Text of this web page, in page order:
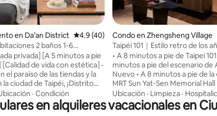
5.0 de 5, 3 reseñas
en Da’an District Calificación promedio: 4.9 de 5, 40 reseñas
4.9 (40)
2 baños 1-6
Puerta privada/hogar
a pie de la estación de
del Padre de la
completa alquiler a largo
privada] [A 5 minutos a pie
de vida con estética] -
el paraíso de las tiendas y la
la ciudad de Taipéi, ¡Distrito
en la ubicación
de la ciudad de Taipéi,
conveniente, dosel de
· Condición
Condo en Zhengsheng Village
Taipéi 101｜Estilo retro de los
dormitorios｜4-5 huéspedes
minutos del MRT
• A 8 minutos a pie de Taipei
minutos a pie del escenario de
Nuevo • A 8 minutos a pie de
MRT Sun Yat-Sen Memorial
frente al Parque Zhongshan, un
pintoresco ideal para paseos,
café. • Hay todo tipo de
Ubicación · Limpieza ·
en alquileres vacacionales en